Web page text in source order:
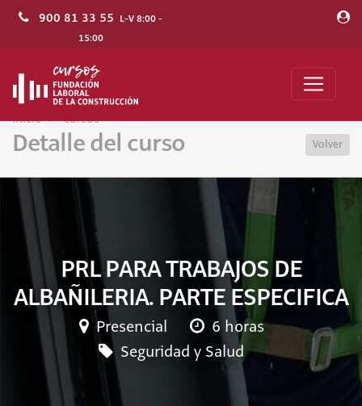
900 81 33 55 L-V 8:00 -
15:00
Inicio Cursos
Detalle del curso Volver
PRL PARA TRABAJOS DE
ALBAÑILERIA. PARTE ESPECIFICA
Presencial
6 horas
Seguridad y Salud